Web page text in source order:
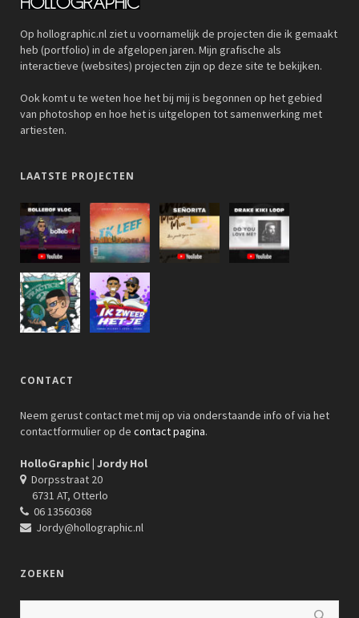
Op hollographic.nl ziet u voornamelijk de projecten die ik gemaakt
heb (portfolio) in de afgelopen jaren. Mijn grafische als
interactieve (websites) projecten zijn op deze site te bekijken.
Ook komt u te weten hoe het bij mij is begonnen op het gebied
van photoshop en hoe het is uitgelopen tot samenwerking met
artiesten.
LAATSTE PROJECTEN
CONTACT
Neem gerust contact met mij op via onderstaande info of via het
contactformulier op de contact pagina.
HolloGraphic | Jordy Hol
Dorpsstraat 20
6731 AT, Otterlo
06 13560368
Jordy@hollographic.nl
ZOEKEN